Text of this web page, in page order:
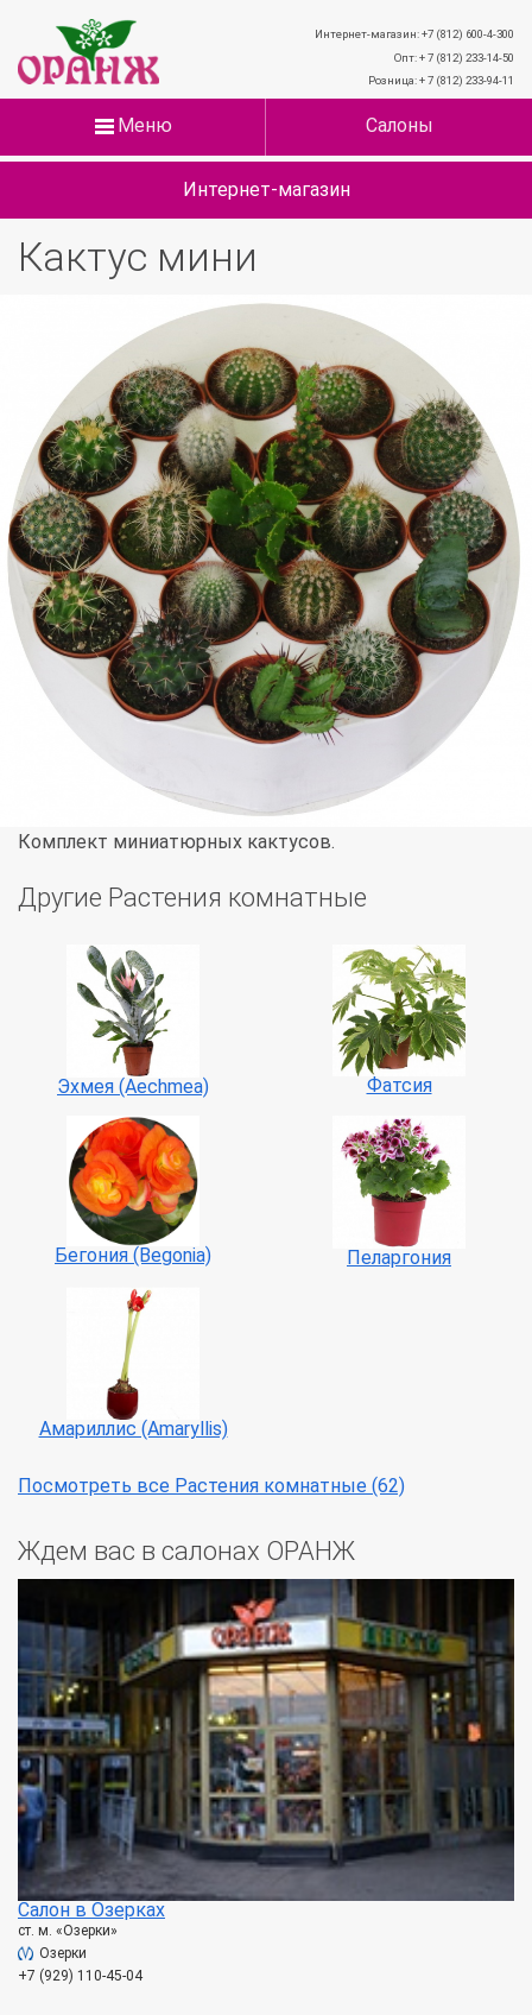
Интернет-магазин: +7 (812) 600-4-300
Опт: + 7 (812) 233-14-50
Розница: + 7 (812) 233-94-11
Меню Салоны
Интернет-магазин
Кактус мини
Комплект миниатюрных кактусов.
Другие Растения комнатные
Эхмея (Aechmea) Фатсия
Бегония (Begonia) Пеларгония
Амариллис (Amaryllis)
Посмотреть все Растения комнатные (62)
Ждем вас в салонах ОРАНЖ
Салон в Озерках
ст. м. «Озерки»
Озерки
+7 (929) 110-45-04